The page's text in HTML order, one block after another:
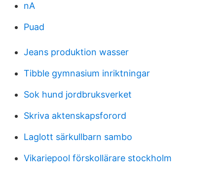
nA
Puad
Jeans produktion wasser
Tibble gymnasium inriktningar
Sok hund jordbruksverket
Skriva aktenskapsforord
Laglott särkullbarn sambo
Vikariepool förskollärare stockholm